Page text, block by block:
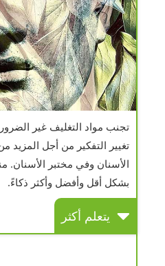
تجنب مواد التغليف غير
تغيير التفكير من أجل المزيد
الأسنان وفي مختبر الأسنان.
بشكل أقل وأفضل وأكثر ذكاءً.
يتعلم أكثر